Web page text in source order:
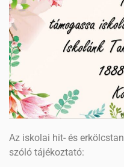
Az iskolai hit- és
szóló tájékoztató: